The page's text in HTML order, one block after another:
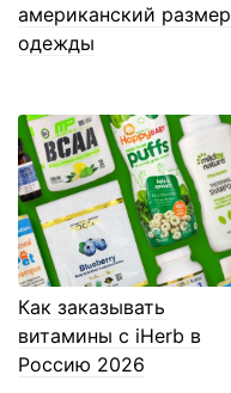
американский размер
одежды
Как заказывать
витамины с iHerb в
Россию 2026